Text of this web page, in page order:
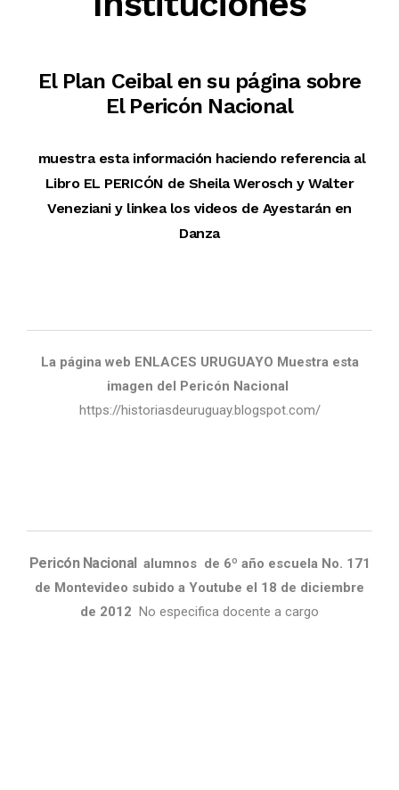
El Plan Ceibal en su página sobre
El Pericón Nacional
muestra esta información haciendo referencia al
Libro EL PERICÓN de Sheila Werosch y Walter
Veneziani y linkea los videos de Ayestarán en
Danza
La página web ENLACES URUGUAYO Muestra esta
imagen del Pericón Nacional
https://historiasdeuruguay.blogspot.com/
Pericón Nacional alumnos de 6º año escuela No. 171
de Montevideo subido a Youtube el 18 de diciembre
de 2012 No especifica docente a cargo